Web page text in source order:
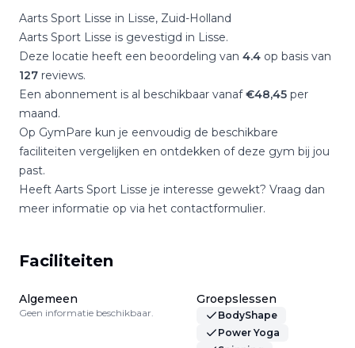
Aarts Sport Lisse in Lisse, Zuid-Holland
Aarts Sport Lisse is gevestigd in Lisse.
Deze locatie heeft een beoordeling van 4.4 op basis van
127 reviews.
Een abonnement is al beschikbaar vanaf€48,45 per
maand.
Op GymPare kun je eenvoudig de beschikbare
faciliteiten vergelijken en ontdekken of deze gym bij jou
past.
Heeft Aarts Sport Lisse je interesse gewekt? Vraag dan
meer informatie op via het contactformulier.
Faciliteiten
Algemeen
Geen informatie beschikbaar.
Groepslessen
BodyShape
Power Yoga